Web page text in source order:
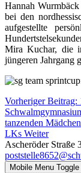
Hannah
bei den
aufgestellte
Mira Kuchar, die
jüngeren Jahrgang
Vorheriger Beitrag:
tanzenden
LKs Weiter
Ascheröder Straße
Mobile Menu Toggle